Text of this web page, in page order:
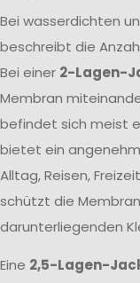
Bei wasserdichten
beschreibt die
Bei einer 2-Lagen-
Membran
befindet sich meist
bietet ein
Alltag, Reisen,
schützt die
darunterliegenden
Eine 2,5-Lagen-